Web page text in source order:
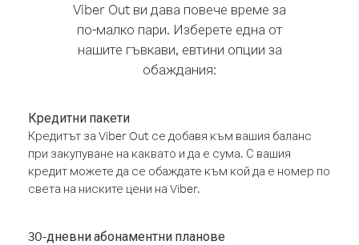
Viber Out ви дава повече време за
по-малко пари. Изберете една от
нашите гъвкави, евтини опции за
обаждания:
Кредитни пакети
Кредитът за Viber Out се добавя към вашия баланс
при закупуване на каквато и да е сума. С вашия
кредит можете да се обаждате към кой да е номер по
света на ниските цени на Viber.
30-дневни абонаментни планове